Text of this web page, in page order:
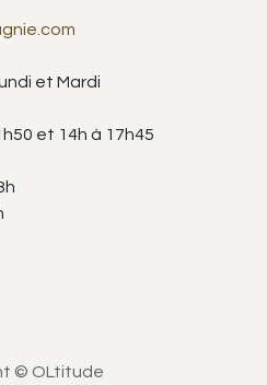
et Mardi
et 14h à 17h45
© OLtitude